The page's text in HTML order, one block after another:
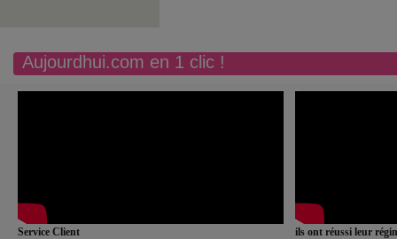
Aujourdhui.com en 1 clic !
Service Client
ils ont réussi leur